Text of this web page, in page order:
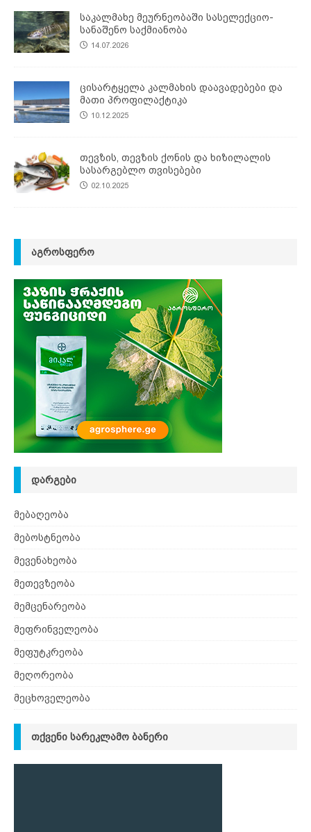
საკალმახე მეურნეობაში სასელექციო-
სანაშენო საქმიანობა
14.07.2026
ცისარტყელა კალმახის დაავადებები და
მათი პროფილაქტიკა
10.12.2025
თევზის, თევზის ქონის და ხიზილალის
სასარგებლო თვისებები
02.10.2025
ᲐᲒᲠᲝᲡᲤᲔᲠᲝ
ᲓᲐᲠᲒᲔᲑᲘ
მებაღეობა
მებოსტნეობა
მევენახეობა
მეთევზეობა
მემცენარეობა
მეფრინველეობა
მეფუტკრეობა
მეღორეობა
მეცხოველეობა
ᲗᲥᲕᲔᲜᲘ ᲡᲐᲠᲔᲙᲚᲐᲛᲝ ᲑᲐᲜᲔᲠᲘ